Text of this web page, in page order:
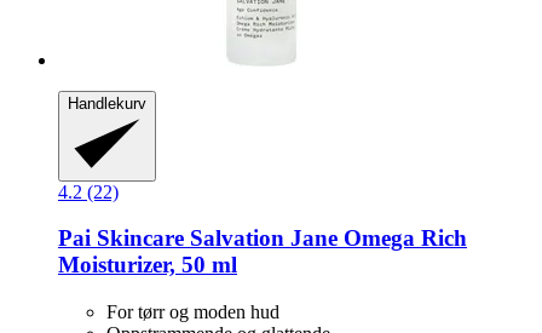
Handlekurv
4.2 (22)
Pai Skincare Salvation Jane Omega Rich
Moisturizer, 50 ml
For tørr og moden hud